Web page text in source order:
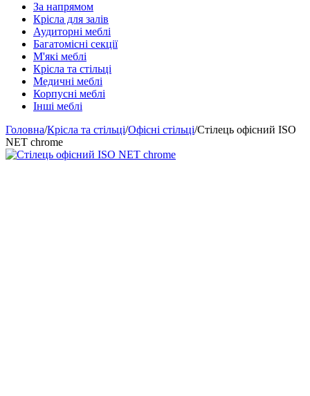
За напрямом
Крісла для залів
Аудиторні меблі
Багатомісні секції
М'які меблі
Крісла та стільці
Медичні меблі
Корпусні меблі
Інші меблі
Головна/Крісла та стільці/Офісні стільці/Стілець офісний ISO
NET chrome